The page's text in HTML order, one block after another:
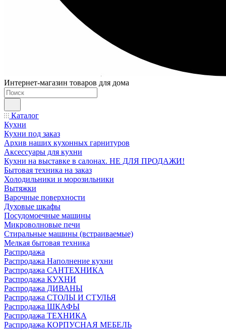
Интернет-магазин товаров для дома
Каталог
Кухни
Кухни под заказ
Архив наших кухонных гарнитуров
Аксессуары для кухни
Кухни на выставке в салонах. НЕ ДЛЯ ПРОДАЖИ!
Бытовая техника на заказ
Холодильники и морозильники
Вытяжки
Варочные поверхности
Духовые шкафы
Посудомоечные машины
Микроволновые печи
Стиральные машины (встраиваемые)
Мелкая бытовая техника
Распродажа
Распродажа Наполнение кухни
Распродажа САНТЕХНИКА
Распродажа КУХНИ
Распродажа ДИВАНЫ
Распродажа СТОЛЫ И СТУЛЬЯ
Распродажа ШКАФЫ
Распродажа ТЕХНИКА
Распродажа КОРПУСНАЯ МЕБЕЛЬ